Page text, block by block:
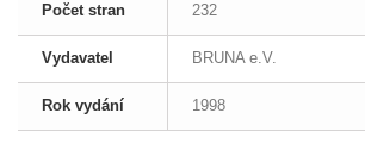
Počet stran 232
Vydavatel BRUNA e.V.
Rok vydání 1998